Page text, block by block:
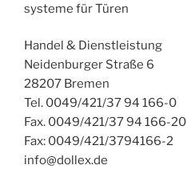
systeme für Türen
Handel & Dienstleistung
Neidenburger Straße 6
28207 Bremen
Tel. 0049/421/37 94 166-0
Fax. 0049/421/37 94 166-20
Fax: 0049/421/3794166-2
info@dollex.de